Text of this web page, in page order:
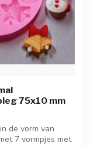
75x10 mm
de vorm van
7 vormpjes met